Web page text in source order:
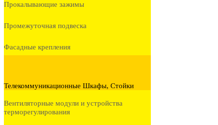
Прокалывающие зажимы
Промежуточная подвеска
Фасадные крепления
Телекоммуникационные Шкафы, Стойки
Вентиляторные модули и устройства
терморегулирования